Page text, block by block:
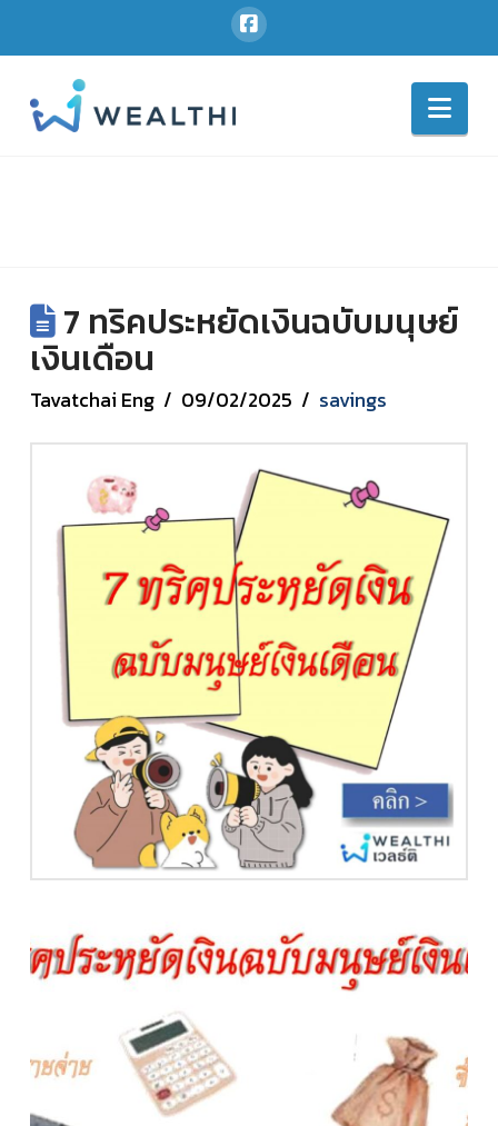
7 ทริคประหยัดเงินฉบับมนุษย์
เงินเดือน
Tavatchai Eng 09/02/2025 savings